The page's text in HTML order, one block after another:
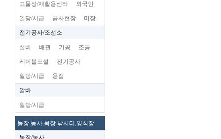
고물상/재활용센타 외국인
일당/시급 공사현장 미장
전기공사/조선소
설비 배관 기공 조공
케이블포설 전기공사
일당/시급 용접
알바
일당/시급
농장.농사,목장.낚시터,양식장
농장/농사